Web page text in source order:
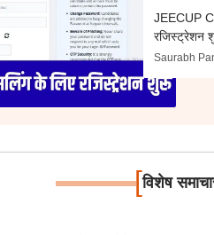
JEECUP
रजिस्ट्रेशन
Saurabh
[विशेष